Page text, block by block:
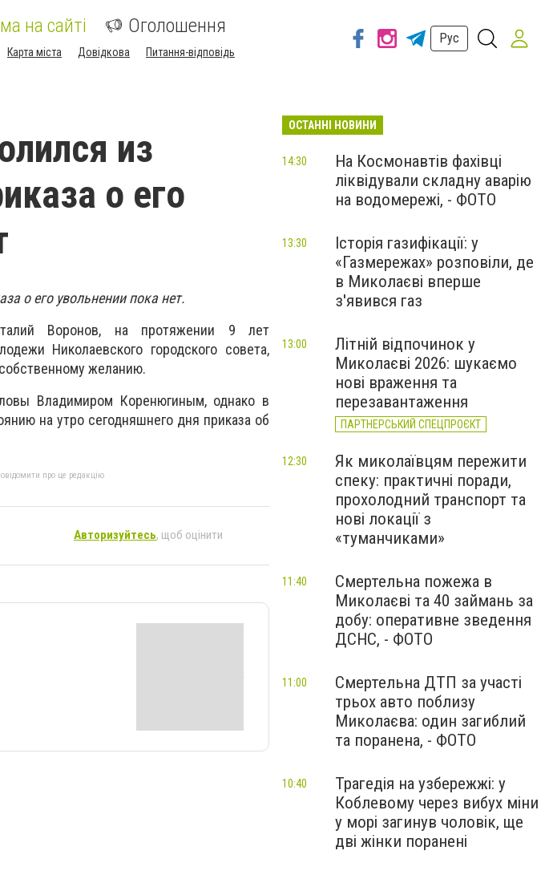
на сайті Оголошення
Карта міста Довідкова Питання-відповідь
Рус
из
о его
о его увольнении пока нет.
Воронов, на протяжении 9 лет
Николаевского городского совета,
желанию.
Владимиром Коренюгиным, однако в
на утро сегодняшнего дня приказа об
про це редакцію
Авторизуйтесь, щоб оцінити
ОСТАННІ НОВИНИ
На Космонавтів фахівці
ліквідували складну аварію
на водомережі, - ФОТО
14:30
Історія газифікації: у
«Газмережах» розповіли, де
в Миколаєві вперше
з'явився газ
13:30
Літній відпочинок у
Миколаєві 2026: шукаємо
нові враження та
перезавантаження
ПАРТНЕРСЬКИЙ СПЕЦПРОЄКТ
13:00
Як миколаївцям пережити
спеку: практичні поради,
прохолодний транспорт та
нові локації з
«туманчиками»
12:30
Смертельна пожежа в
Миколаєві та 40 займань за
добу: оперативне зведення
ДСНС, - ФОТО
11:40
Смертельна ДТП за участі
трьох авто поблизу
Миколаєва: один загиблий
та поранена, - ФОТО
11:00
Трагедія на узбережжі: у
Коблевому через вибух міни
у морі загинув чоловік, ще
дві жінки поранені
10:40